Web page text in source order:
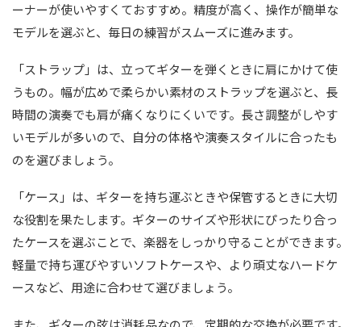
ーナーが使いやすくておすすめ。精度が高く、操作が簡単な
モデルを選ぶと、毎日の練習がスムーズに進みます。
「ストラップ」は、立ってギターを弾くときに肩にかけて使
うもの。幅が広めで柔らかい素材のストラップを選ぶと、長
時間の演奏でも肩が痛くなりにくいです。長さ調整がしやす
いモデルが多いので、自分の体格や演奏スタイルに合ったも
のを選びましょう。
「ケース」は、ギターを持ち運ぶときや保管するときに大切
な役割を果たします。ギターのサイズや形状にぴったり合っ
たケースを選ぶことで、楽器をしっかり守ることができます。
軽量で持ち運びやすいソフトケースや、より頑丈なハードケ
ースなど、用途に合わせて選びましょう。